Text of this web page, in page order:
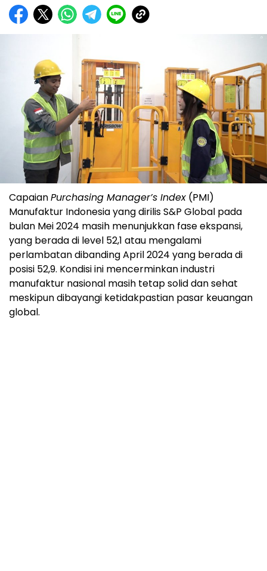
CapaianPurchasing Manager’s Index (PMI)
Manufaktur Indonesia yang dirilis S&P Global pada
bulan Mei 2024 masih menunjukkan fase ekspansi,
yang berada di level 52,1 atau mengalami
perlambatan dibanding April 2024 yang berada di
posisi 52,9. Kondisi ini mencerminkan industri
manufaktur nasional masih tetap solid dan sehat
meskipun dibayangi ketidakpastian pasar keuangan
global.